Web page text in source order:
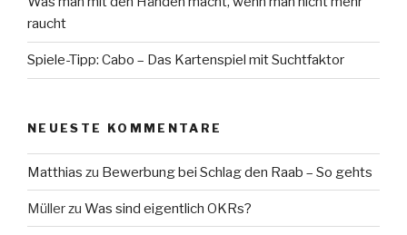
raucht
Spiele-Tipp: Cabo – Das Kartenspiel mit Suchtfaktor
NEUESTE KOMMENTARE
Matthias zu Bewerbung bei Schlag den Raab – So gehts
Müllerzu Was sind eigentlich OKRs?